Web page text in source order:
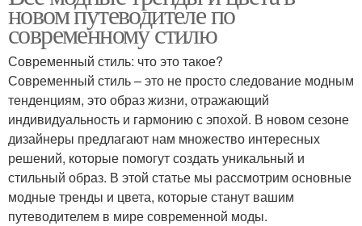
новом путеводителе по
современному стилю
Современный стиль: что это такое?
Современный стиль – это не просто следование модным
тенденциям, это образ жизни, отражающий
индивидуальность и гармонию с эпохой. В новом сезоне
дизайнеры предлагают нам множество интересных
решений, которые помогут создать уникальный и
стильный образ. В этой статье мы рассмотрим основные
модные тренды и цвета, которые станут вашим
путеводителем в мире современной моды.